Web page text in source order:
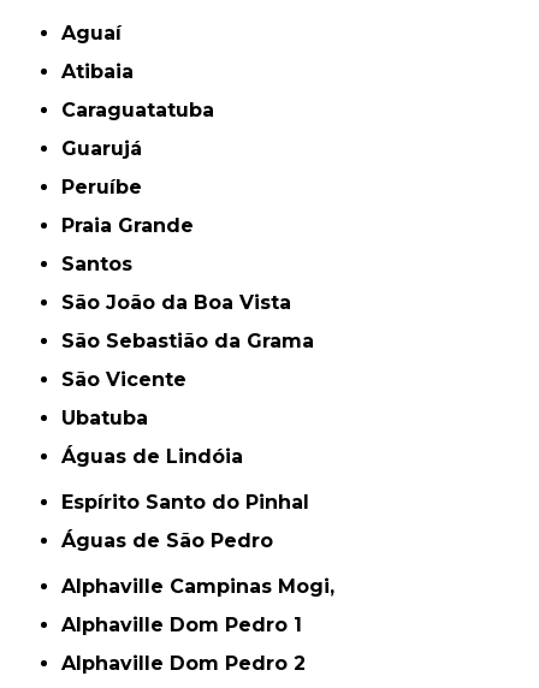
Aguaí
Atibaia
Caraguatatuba
Guarujá
Peruíbe
Praia Grande
Santos
São João da Boa Vista
São Sebastião da Grama
São Vicente
Ubatuba
Águas de Lindóia
Espírito Santo do Pinhal
Águas de São Pedro
Alphaville Campinas Mogi,
Alphaville Dom Pedro 1
Alphaville Dom Pedro 2